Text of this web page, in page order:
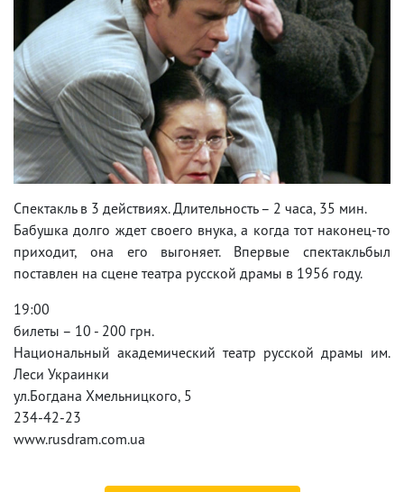
Спектакль в 3 действиях. Длительность – 2 часа, 35 мин.
Бабушка долго ждет своего внука, а когда тот наконец-то
приходит, она его выгоняет. Впервые спектакльбыл
поставлен на сцене театра русской драмы в 1956 году.
19:00
билеты – 10 - 200 грн.
Национальный академический театр русской драмы им.
Леси Украинки
ул.Богдана Хмельницкого, 5
234-42-23
www.rusdram.com.ua